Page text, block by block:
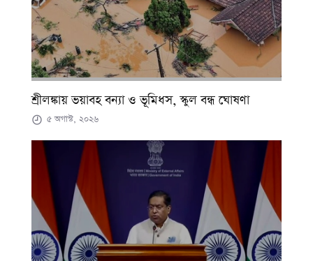
শ্রীলঙ্কায় ভয়াবহ বন্যা ও ভূমিধস, স্কুল বন্ধ ঘোষণা
৫ অগাস্ট, ২০২৬